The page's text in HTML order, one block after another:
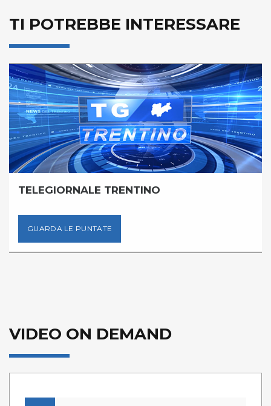
TI POTREBBE INTERESSARE
TELEGIORNALE TRENTINO
GUARDA LE PUNTATE
VIDEO ON DEMAND